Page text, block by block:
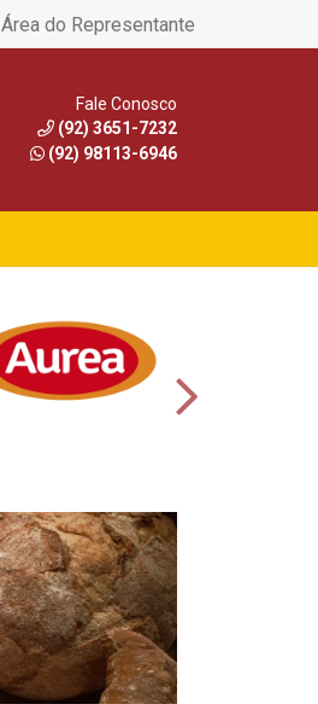
Área do Representante
Fale Conosco
(92) 3651-7232
(92) 98113-6946